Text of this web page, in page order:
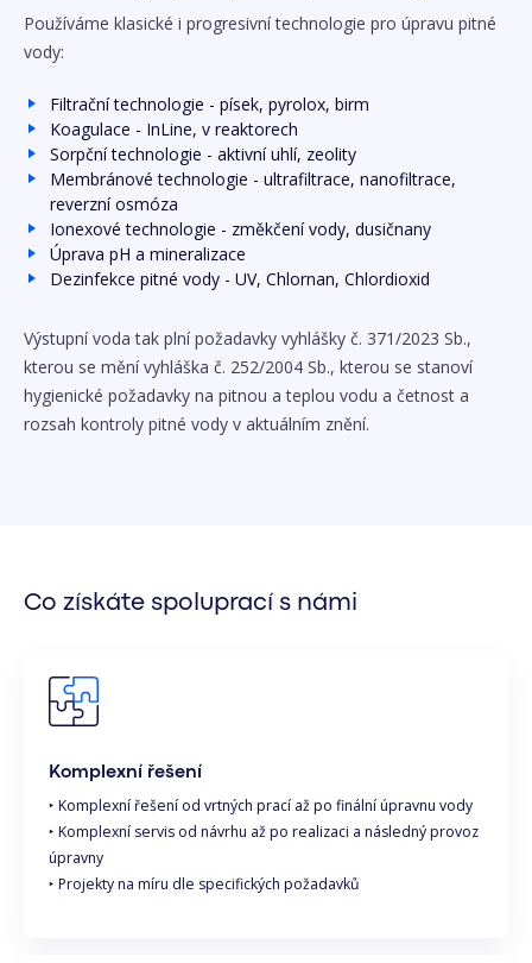
Používáme klasické i progresivní technologie pro úpravu pitné
vody:
Filtrační technologie - písek, pyrolox, birm
Koagulace - InLine, v reaktorech
Sorpční technologie - aktivní uhlí, zeolity
Membránové technologie - ultrafiltrace, nanofiltrace,
reverzní osmóza
Ionexové technologie - změkčení vody, dusičnany
Úprava pH a mineralizace
Dezinfekce pitné vody - UV, Chlornan, Chlordioxid
Výstupní voda tak plní požadavky vyhlášky č. 371/2023 Sb.,
kterou se mění vyhláška č. 252/2004 Sb., kterou se stanoví
hygienické požadavky na pitnou a teplou vodu a četnost a
rozsah kontroly pitné vody v aktuálním znění.
Co získáte spoluprací s námi
Komplexní řešení
‣ Komplexní řešení od vrtných prací až po finální úpravnu vody
‣ Komplexní servis od návrhu až po realizaci a následný provoz
úpravny
‣ Projekty na míru dle specifických požadavků